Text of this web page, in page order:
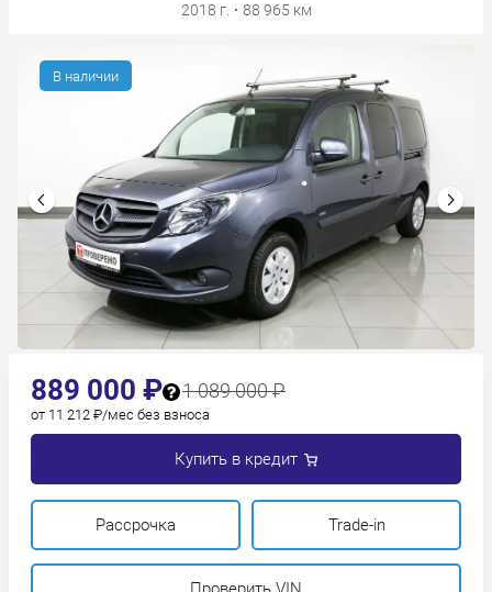
889 000 ₽ 1 089 000 ₽
от 11 212 ₽/мес без взноса
Купить в кредит
Рассрочка Trade-in
2018 г. · 88 965 км
В наличии